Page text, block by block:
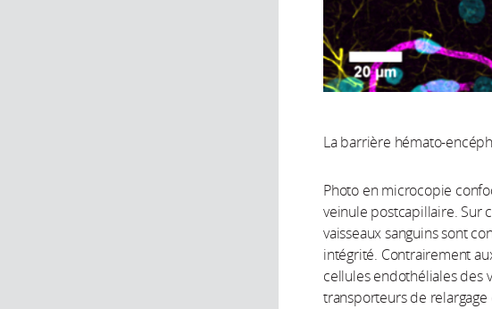
La barrière hémato-
Photo en microcopie
veinule postcapillaire. Sur
vaisseaux sanguins sont
intégrité. Contrairement
cellules endothéliales des
transporteurs de relargage